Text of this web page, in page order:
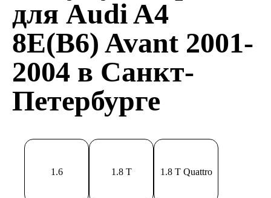
для Audi A4
8E(B6) Avant 2001-
2004 в Санкт-
Петербурге
1.6 1.8 T 1.8 T Quattro